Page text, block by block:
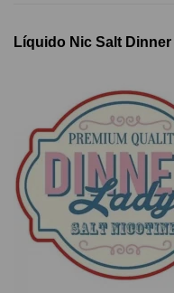
Líquido Nic Salt